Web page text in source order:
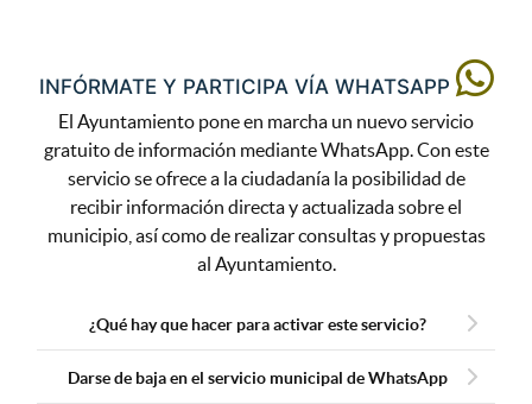
INFÓRMATE Y PARTICIPA VÍA WHATSAPP
El Ayuntamiento pone en marcha un nuevo servicio
gratuito de información mediante WhatsApp. Con este
servicio se ofrece a la ciudadanía la posibilidad de
recibir información directa y actualizada sobre el
municipio, así como de realizar consultas y propuestas
al Ayuntamiento.
¿Qué hay que hacer para activar este servicio?
Darse de baja en el servicio municipal de WhatsApp